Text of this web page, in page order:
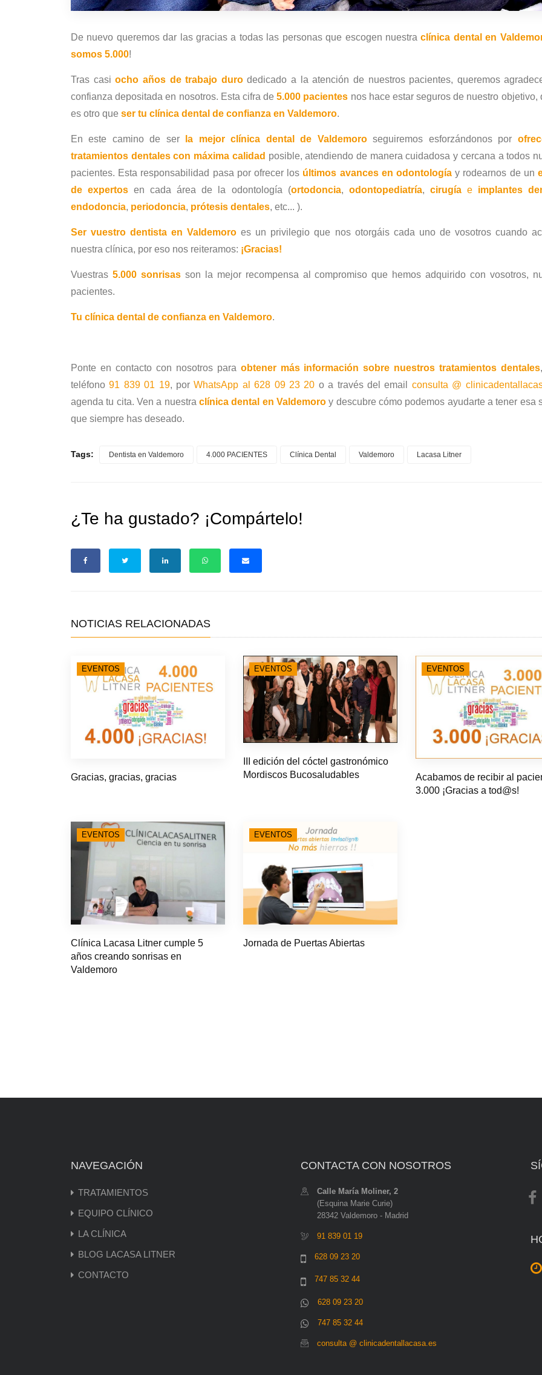
De nuevo queremos dar las gracias a todas las personas que escogen nuestraclínica dental en
somos 5.000!
Tras casiocho años de trabajo durodedicado a la atención de nuestros pacientes, queremos
confianza depositada en nosotros. Esta cifra de5.000 pacientes nos hace estar seguros de nuestro objetivo,
es otro que ser tu clínica dental de confianza en Valdemoro.
En este camino de ser la mejor clínica dental de Valdemoroseguiremos esforzándonos por
tratamientos dentales con máxima calidad posible, atendiendo de manera cuidadosa y cercana a todos
pacientes. Esta responsabilidad pasa por ofrecer los últimos avances en odontología y rodearnos de un
de expertos en cada área de la odontología (ortodoncia, odontopediatría, cirugíae implantes
endodoncia, periodoncia, prótesis dentales, etc... ).
Ser vuestro dentista en Valdemoro es un privilegio que nos otorgáis cada uno de vosotros cuando
nuestra clínica, por eso nos reiteramos: ¡Gracias!
Vuestras 5.000 sonrisasson la mejor recompensa al compromiso que hemos adquirido con vosotros,
pacientes.
Tu clínica dental de confianza en Valdemoro.
Ponte en contacto con nosotros para obtener más información sobre nuestros tratamientos dentales
teléfono91 839 01 19, porWhatsApp al 628 09 23 20 o a través del email consulta @
agenda tu cita. Ven a nuestra clínica dental en Valdemoro y descubre cómo podemos ayudarte a tener esa
que siempre has deseado.
Tags: Dentista en Valdemoro 4.000 PACIENTES Clínica Dental Valdemoro Lacasa Litner
¿Te ha gustado? ¡Compártelo!
NOTICIAS RELACIONADAS
EVENTOS
Gracias, gracias, gracias
EVENTOS
III edición del cóctel gastronómico
Mordiscos Bucosaludables
EVENTOS
Acabamos de recibir al
3.000 ¡Gracias a tod@s!
EVENTOS
Clínica Lacasa Litner cumple 5
años creando sonrisas en
Valdemoro
EVENTOS
Jornada de Puertas Abiertas
NAVEGACIÓN
TRATAMIENTOS
EQUIPO CLÍNICO
LA CLÍNICA
BLOG LACASA LITNER
CONTACTO
CONTACTA CON NOSOTROS
Calle María Moliner, 2
(Esquina Marie Curie)
28342 Valdemoro - Madrid
91 839 01 19
628 09 23 20
747 85 32 44
628 09 23 20
747 85 32 44
consulta @ clinicadentallacasa.es